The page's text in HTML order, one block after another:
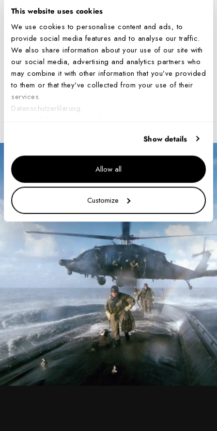
This website uses cookies
We use cookies to personalise content and ads, to
provide social media features and to analyse our traffic.
We also share information about your use of our site with
our social media, advertising and analytics partners who
may combine it with other information that you’ve provided
to them or that they’ve collected from your use of their
services.
Datenschutzerklärung:
Show details
Allow all
Customize
DAUERHAFTES LEUCHTEN FÜR BIS
ZU 25 JAHRE
VERWENDET VON ELITEGRUPPEN